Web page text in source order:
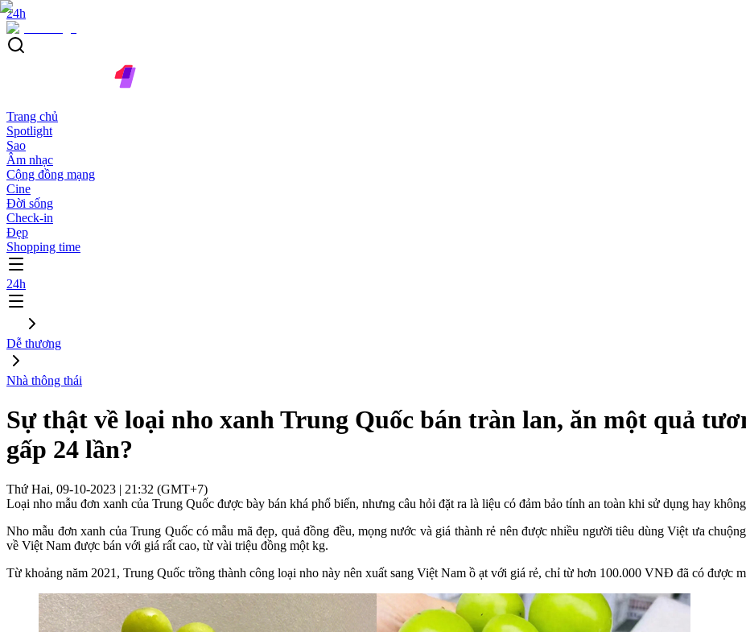
24h
Trang chủ
Spotlight
Sao
Âm nhạc
Cộng đồng mạng
Cine
Đời sống
Check-in
Đẹp
Shopping time
24h
Dễ thương
Nhà thông thái
Sự thật về loại nho xanh Trung Quốc bán tràn lan, ăn một quả
gấp 24 lần?
Thứ Hai, 09-10-2023 | 21:32 (GMT+7)
Loại nho mẫu đơn xanh của Trung Quốc được bày bán khá phổ biến, nhưng câu hỏi đặt ra là liệu có đảm bảo tính an toàn khi sử dụng hay
Nho mẫu đơn xanh của Trung Quốc có mẫu mã đẹp, quả đồng đều, mọng nước và giá thành rẻ nên được nhiều người tiêu dùng Việt ưa
về Việt Nam được bán với giá rất cao, từ vài triệu đồng một kg.
Từ khoảng năm 2021, Trung Quốc trồng thành công loại nho này nên xuất sang Việt Nam ồ ạt với giá rẻ, chỉ từ hơn 100.000 VNĐ đã có được